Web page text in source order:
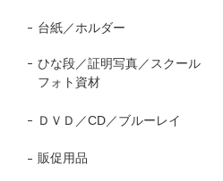
台紙／ホルダー
ひな段／証明写真／スクール
フォト資材
ＤＶＤ／CD／ブルーレイ
販促用品